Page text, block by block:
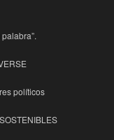
políticos